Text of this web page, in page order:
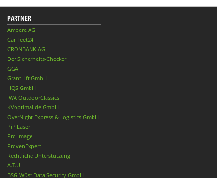
PARTNER
Ampere AG
CarFleet24
CRONBANK AG
Der Sicherheits-Checker
GGA
GrantLift GmbH
HQS GmbH
IWA OutdoorClassics
KVoptimal.de GmbH
OverNight Express & Logistics GmbH
PiP Laser
Pro Image
ProvenExpert
Rechtliche Unterstützung
A.T.U.
BSG-Wüst Data Security GmbH